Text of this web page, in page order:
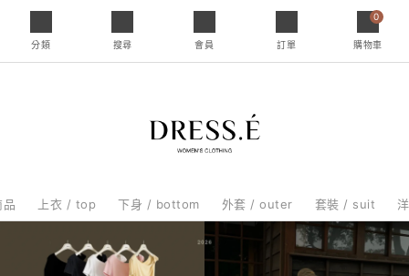
分類 搜尋 會員 訂單
0
購物車
品 上衣 / top 下身 / bottom 外套 / outer 套裝 / suit